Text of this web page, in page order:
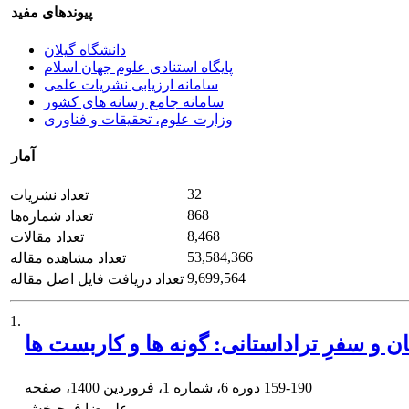
پیوندهای مفید
دانشگاه گیلان
پایگاه استنادی علوم جهان اسلام
سامانه ارزیابی نشریات علمی
سامانه جامع رسانه های کشور
وزارت علوم، تحقیقات و فناوری
آمار
تعداد نشریات
32
تعداد شماره‌ها
868
تعداد مقالات
8,468
تعداد مشاهده مقاله
53,584,366
تعداد دریافت فایل اصل مقاله 9,699,564
1.
و سفرِ تراداستانی: گونه ها و کاربست ها
159-190